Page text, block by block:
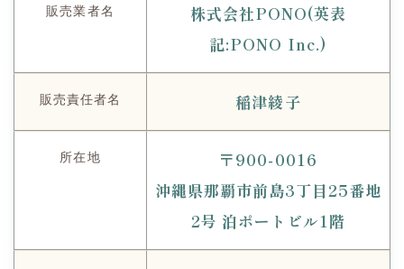
販売業者名
株式会社PONO(英表
記:PONO Inc.)
販売責任者名 稲津綾子
所在地
〒900-0016
沖縄県那覇市前島3丁目25番地
2号 泊ポートビル1階